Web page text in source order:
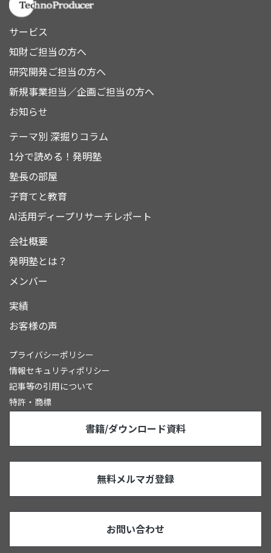
サービス
知財ご担当の方へ
研究開発ご担当の方へ
新規事業担当／企画ご担当の方へ
お知らせ
テーマ別 深掘りコラム
1分で読める！発明塾
塾長の部屋
子育てと教育
AI活用ディープリサーチレポート
会社概要
発明塾とは？
メンバー
実績
お客様の声
プライバシーポリシー
情報セキュリティポリシー
記事等の引用について
特許・商標
書籍/ダウンロード資料
無料メルマガ登録
お問い合わせ